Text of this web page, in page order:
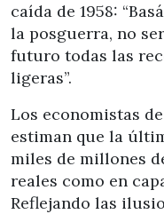
caída de 1958:
la posguerra, no
futuro todas las
ligeras”.
Los economistas
estiman que la
miles de millones
reales como en
Reflejando las